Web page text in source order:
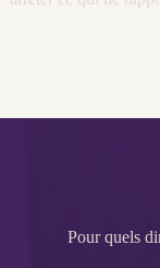
Pour quels